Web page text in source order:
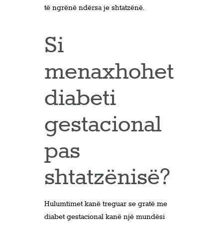
të ngrënë ndërsa je shtatzënë.
Si
menaxhohet
diabeti
gestacional
pas
shtatzënisë?
Hulumtimet kanë treguar se gratë me
diabet gestacional kanë një mundësi